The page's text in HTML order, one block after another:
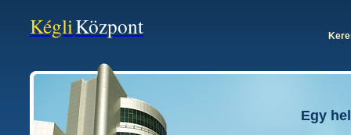
KégliKözpont
Egy